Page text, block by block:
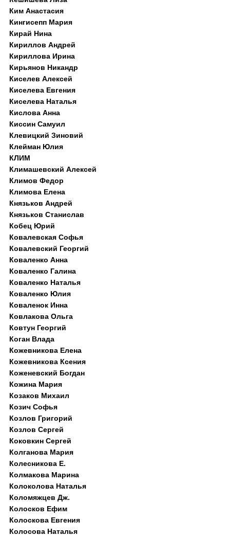
Ким Анастасия
Кингисепп Мария
Кирай Нина
Кириллов Андрей
Кириллова Ирина
Кирьянов Никандр
Киселев Алексей
Киселева Евгения
Киселева Наталья
Кислова Анна
Киссин Самуил
Клевицкий Зиновий
Клейман Юлия
КЛИМ
Климашевский Алексей
Климов Федор
Климова Елена
Князьков Андрей
Князьков Станислав
Кобец Юрий
Ковалевская Софья
Ковалевский Георгий
Коваленко Анна
Коваленко Галина
Коваленко Наталья
Коваленко Юлия
Коваленок Инна
Ковлакова Ольга
Ковтун Георгий
Коган Влада
Кожевникова Елена
Кожевникова Ксения
Коженевский Богдан
Кожина Мария
Козаков Михаил
Козич Софья
Козлов Григорий
Козлов Сергей
Коковкин Сергей
Колганова Мария
Колесникова Е.
Колмакова Марина
Колоколова Наталья
Коломяжцев Дж.
Колосков Ефим
Колоскова Евгения
Колосова Наталья